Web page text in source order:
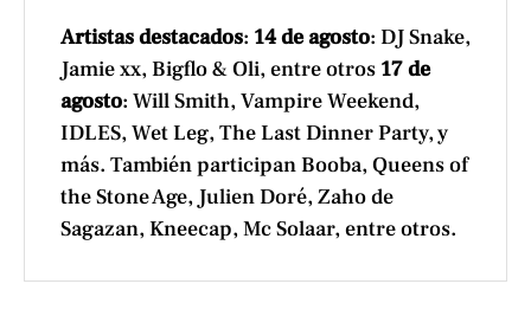
Artistas destacados: 14 de agosto: DJ Snake,
Jamie xx, Bigflo & Oli, entre otros 17 de
agosto: Will Smith, Vampire Weekend,
IDLES, Wet Leg, The Last Dinner Party, y
más. También participan Booba, Queens of
the Stone Age, Julien Doré, Zaho de
Sagazan, Kneecap, Mc Solaar, entre otros.